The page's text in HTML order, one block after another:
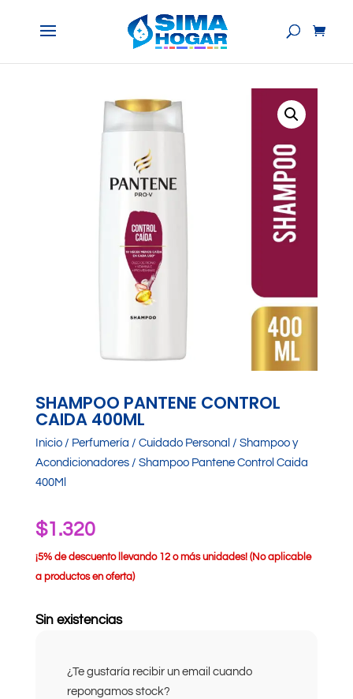
SHAMPOO PANTENE CONTROL
CAIDA 400ML
Inicio/ Perfumería / Cuidado Personal / Shampoo y
Acondicionadores/ Shampoo Pantene Control Caida
400Ml
$1.320
¡5% de descuento llevando 12 o más unidades! (No aplicable
a productos en oferta)
Sin existencias
¿Te gustaría recibir un email cuando
repongamos stock?